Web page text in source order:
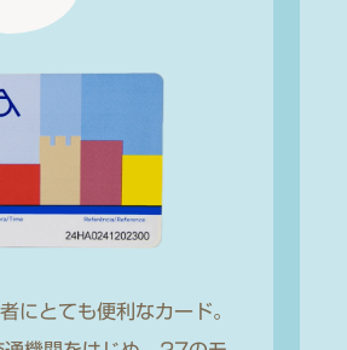
にとても便利なカード。